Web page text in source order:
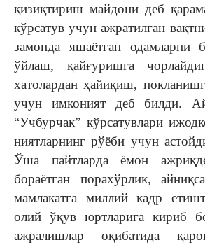
қизиқтириш майдони деб
кўрсатув учун ажратилган
замонда яшаётган одамларни
ўйлаш, қайғуришга
хатолардан ҳайиқиш,
учун имконият деб билди.
“Учбурчак” кўрсатувлари
ниятларнинг рўёби учун
Ўша пайтларда ёмон
бораётган порахўрлик,
мамлакатга миллий кадр
олий ўқув юртларига кириб
ажралишлар оқибатида